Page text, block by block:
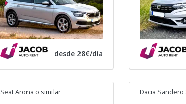
desde 28€/día
Seat Arona o similar